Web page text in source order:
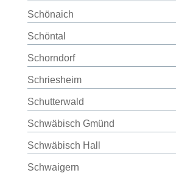
Schönaich
Schöntal
Schorndorf
Schriesheim
Schutterwald
Schwäbisch Gmünd
Schwäbisch Hall
Schwaigern